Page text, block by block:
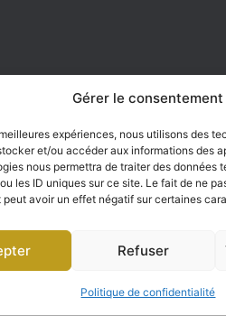
Gérer le consentement
expériences, nous utilisons des
et/ou accéder aux informations des
nous permettra de traiter des données
les ID uniques sur ce site. Le fait de ne
peut avoir un effet négatif sur certaines
Refuser
Politique de confidentialité